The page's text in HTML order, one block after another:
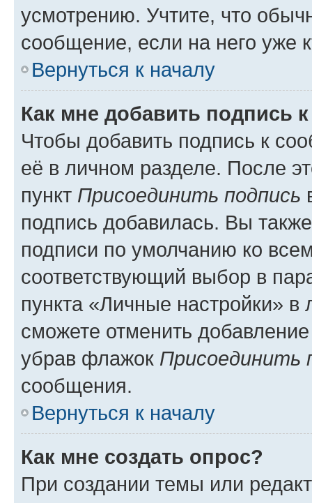
усмотрению. Учтите, что
сообщение, если на него уже
Вернуться к началу
Как мне добавить подпись
Чтобы добавить подпись к
её в личном разделе. После
пункт Присоединить подпись
подпись добавилась. Вы
подписи по умолчанию ко
соответствующий выбор в
пункта «Личные настройки»
сможете отменить
убрав флажок Присоединить
сообщения.
Вернуться к началу
Как мне создать опрос?
При создании темы или